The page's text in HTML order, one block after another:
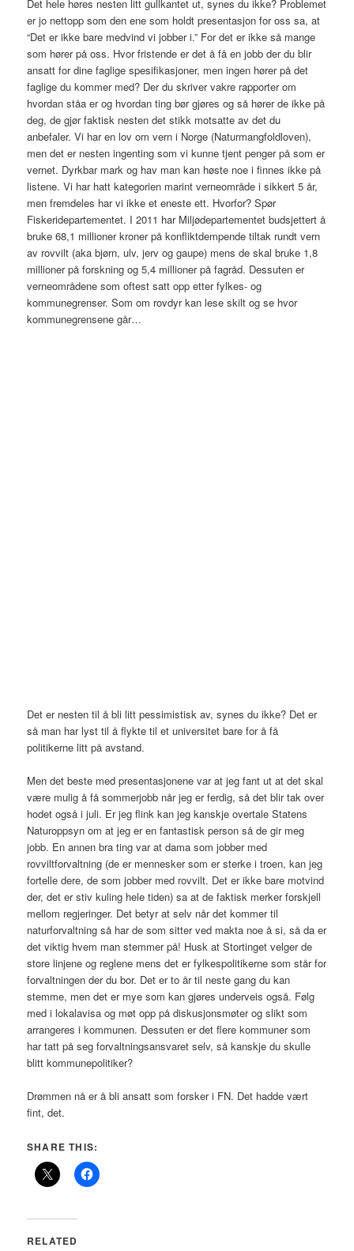
Det hele høres nesten litt gullkantet ut, synes du ikke? Problemet
er jo nettopp som den ene som holdt presentasjon for oss sa, at
“Det er ikke bare medvind vi jobber i.” For det er ikke så mange
som hører på oss. Hvor fristende er det å få en jobb der du blir
ansatt for dine faglige spesifikasjoner, men ingen hører på det
faglige du kommer med? Der du skriver vakre rapporter om
hvordan ståa er og hvordan ting bør gjøres og så hører de ikke på
deg, de gjør faktisk nesten det stikk motsatte av det du
anbefaler. Vi har en lov om vern i Norge (Naturmangfoldloven),
men det er nesten ingenting som vi kunne tjent penger på som er
vernet. Dyrkbar mark og hav man kan høste noe i finnes ikke på
listene. Vi har hatt kategorien marint verneområde i sikkert 5 år,
men fremdeles har vi ikke et eneste ett. Hvorfor? Spør
Fiskeridepartementet. I 2011 har Miljødepartementet budsjettert å
bruke 68,1 millioner kroner på konfliktdempende tiltak rundt vern
av rovvilt (aka bjørn, ulv, jerv og gaupe) mens de skal bruke 1,8
millioner på forskning og 5,4 millioner på fagråd. Dessuten er
verneområdene som oftest satt opp etter fylkes- og
kommunegrenser. Som om rovdyr kan lese skilt og se hvor
kommunegrensene går…
Det er nesten til å bli litt pessimistisk av, synes du ikke? Det er
så man har lyst til å flykte til et universitet bare for å få
politikerne litt på avstand.
Men det beste med presentasjonene var at jeg fant ut at det skal
være mulig å få sommerjobb når jeg er ferdig, så det blir tak over
hodet også i juli. Er jeg flink kan jeg kanskje overtale Statens
Naturoppsyn om at jeg er en fantastisk person så de gir meg
jobb. En annen bra ting var at dama som jobber med
rovviltforvaltning (de er mennesker som er sterke i troen, kan jeg
fortelle dere, de som jobber med rovvilt. Det er ikke bare motvind
der, det er stiv kuling hele tiden) sa at de faktisk merker forskjell
mellom regjeringer. Det betyr at selv når det kommer til
naturforvaltning så har de som sitter ved makta noe å si, så da er
det viktig hvem man stemmer på! Husk at Stortinget velger de
store linjene og reglene mens det er fylkespolitikerne som står for
forvaltningen der du bor. Det er to år til neste gang du kan
stemme, men det er mye som kan gjøres underveis også. Følg
med i lokalavisa og møt opp på diskusjonsmøter og slikt som
arrangeres i kommunen. Dessuten er det flere kommuner som
har tatt på seg forvaltningsansvaret selv, så kanskje du skulle
blitt kommunepolitiker?
Drømmen nå er å bli ansatt som forsker i FN. Det hadde vært
fint, det.
SHARE THIS:
RELATED